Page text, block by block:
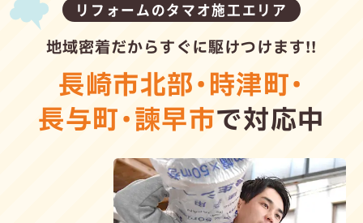
リフォームのタマオ施工エリア
地域密着だからすぐに駆けつけます!!
長崎市北部・時津町・
長与町・諫早市で対応中